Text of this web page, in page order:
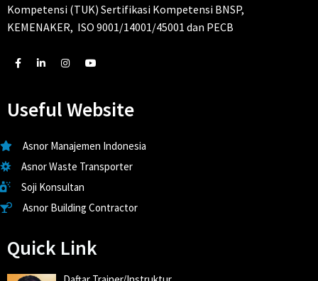
Kompetensi (TUK) Sertifikasi Kompetensi BNSP,
KEMENAKER, ISO 9001/14001/45001 dan PECB
Useful Website
Asnor Manajemen Indonesia
Asnor Waste Transporter
Soji Konsultan
Asnor Building Contractor
Quick Link